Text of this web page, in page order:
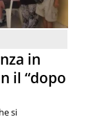
in
il “dopo
si